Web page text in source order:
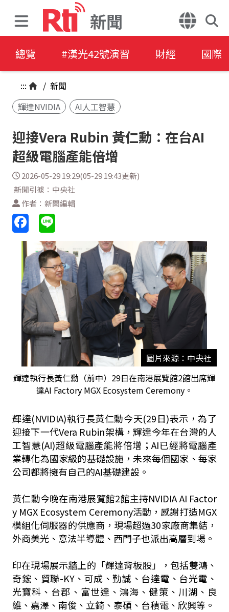
新聞
總覽 #漢光42號演習 財經 國際
::: / 新聞
輝達NVIDIA
AI人工智慧
迎接Vera Rubin 黃仁勳：在台AI
超級電腦產能倍增
2026-05-29 19:29(05-29 19:43更新)
新聞引據：中央社
作者：新聞編輯
圖片來源：中央社
輝達執行長黃仁勳（前中）29日在南港展覽館2館出席輝
達AI Factory MGX Ecosystem Ceremony。
輝達(NVIDIA)執行長黃仁勳今天(29日)表示，為了
迎接下一代Vera Rubin架構，輝達今年在台灣的人
工智慧(AI)超級電腦產能將倍增；AI已經將電腦產
業轉化為國家級的基礎設施，未來每個國家、每家
公司都將擁有自己的AI基礎建設。
黃仁勳今晚在南港展覽館2館主持NVIDIA AI Factor
y MGX Ecosystem Ceremony活動，感謝打造MGX
模組化伺服器的供應商，現場超過30家廠商集結，
外商美光、意法半導體、西門子也派出高層到場。
印在現場展示牆上的「輝達背板股」，包括雙鴻、
奇鋐、貿聯-KY、可成、勤誠、台達電、台光電、
光寶科、台郡、富世達、鴻海、健策、川湖、良
維、嘉澤、南俊、立錡、泰碩、台積電、欣興等。